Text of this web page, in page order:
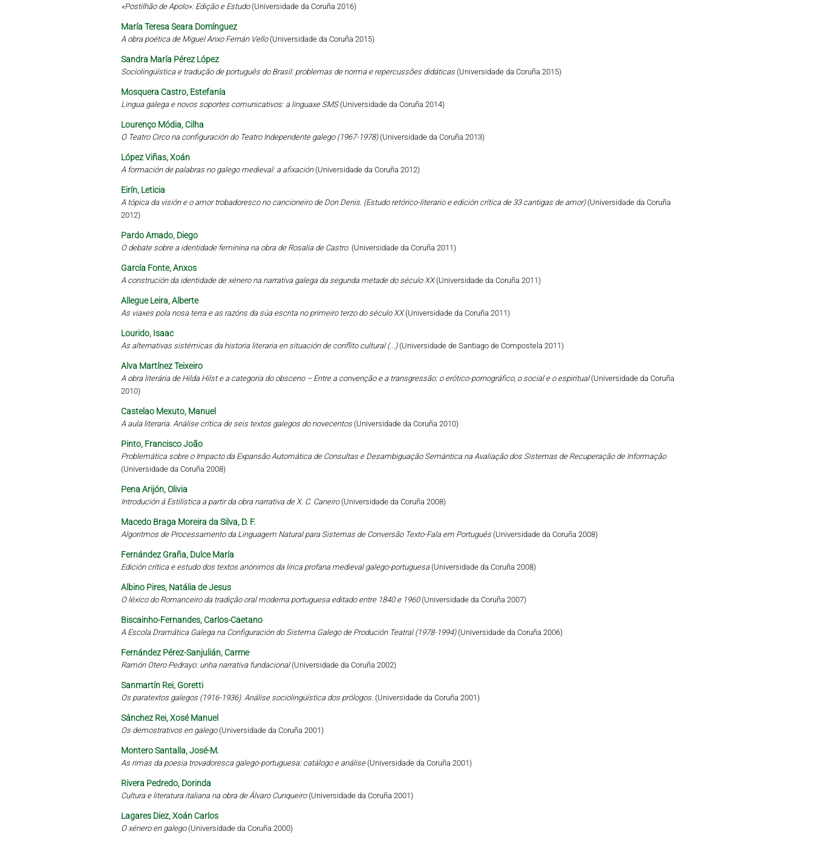
«Postilhão de Apolo»: Edição e Estudo(Universidade da Coruña 2016)
María Teresa Seara Domínguez
A obra poética de Miguel Anxo Fernán Vello(Universidade da Coruña 2015)
Sandra María Pérez López
Sociolingüística e tradução de português do Brasil: problemas de norma e repercussões didáticas (Universidade da Coruña 2015)
Mosquera Castro, Estefanía
Lingua galega e novos soportes comunicativos: a linguaxe SMS(Universidade da Coruña 2014)
Lourenço Módia, Cilha
O Teatro Circo na configuración do Teatro Independente galego (1967-1978)(Universidade da Coruña 2013)
López Viñas, Xoán
A formación de palabras no galego medieval: a afixación(Universidade da Coruña 2012)
Eirín, Leticia
A tópica da visión e o amor trobadoresco no cancioneiro de Don Denis. (Estudo retórico-literario e edición crítica de 33 cantigas de amor)(Universidade da Coruña
2012)
Pardo Amado, Diego
O debate sobre a identidade feminina na obra de Rosalía de Castro. (Universidade da Coruña 2011)
García Fonte, Anxos
A construción da identidade de xénero na narrativa galega da segunda metade do século XX(Universidade da Coruña 2011)
Allegue Leira, Alberte
As viaxes pola nosa terra e as razóns da súa escrita no primeiro terzo do século XX(Universidade da Coruña 2011)
Lourido, Isaac
As alternativas sistémicas da historia literaria en situación de conflito cultural (...)(Universidade de Santiago de Compostela 2011)
Alva Martínez Teixeiro
A obra literária de Hilda Hilst e a categoria do obsceno – Entre a convenção e a transgressão: o erótico-pornográfico, o social e o espiritual(Universidade da Coruña
2010)
Castelao Mexuto, Manuel
A aula literaria. Análise crítica de seis textos galegos do novecentos (Universidade da Coruña 2010)
Pinto, Francisco João
Problemática sobre o Impacto da Expansão Automática de Consultas e Desambiguação Semántica na Avaliação dos Sistemas de Recuperação de Informação
(Universidade da Coruña 2008)
Pena Arijón, Olivia
Introdución á Estilística a partir da obra narrativa de X. C. Caneiro(Universidade da Coruña 2008)
Macedo Braga Moreira da Silva, D. F.
Algoritmos de Processamento da Linguagem Natural para Sistemas de Conversão Texto-Fala em Português (Universidade da Coruña 2008)
Fernández Graña, Dulce María
Edición crítica e estudo dos textos anónimos da lírica profana medieval galego-portuguesa(Universidade da Coruña 2008)
Albino Pires, Natália de Jesus
O léxico do Romanceiro da tradição oral moderna portuguesa editado entre 1840 e 1960(Universidade da Coruña 2007)
Biscainho-Fernandes, Carlos-Caetano
A Escola Dramática Galega na Configuración do Sistema Galego de Produción Teatral (1978-1994)(Universidade da Coruña 2006)
Fernández Pérez-Sanjulián, Carme
Ramón Otero Pedrayo: unha narrativa fundacional(Universidade da Coruña 2002)
Sanmartín Rei, Goretti
Os paratextos galegos (1916-1936). Análise sociolingüística dos prólogos. (Universidade da Coruña 2001)
Sánchez Rei, Xosé Manuel
Os demostrativos en galego(Universidade da Coruña 2001)
Montero Santalla, José-M.
As rimas da poesia trovadoresca galego-portuguesa: catálogo e análise(Universidade da Coruña 2001)
Rivera Pedredo, Dorinda
Cultura e literatura italiana na obra de Álvaro Cunqueiro(Universidade da Coruña 2001)
Lagares Diez, Xoán Carlos
O xénero en galego(Universidade da Coruña 2000)